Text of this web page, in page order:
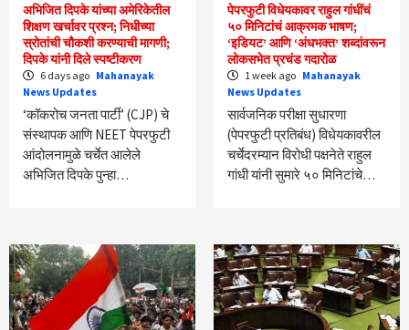
अभिजित दिपके यांच्या अमेरिकेतील
शिक्षण खर्चावर प्रश्न; निधीच्या
स्रोतांची चौकशी करण्याची मागणी;
दिपके यांनी दिले स्पष्टीकरण
6 days ago Mahanayak
News Updates
‘कॉकरोच जनता पार्टी’ (CJP) चे
संस्थापक आणि NEET पेपरफुटी
आंदोलनामुळे चर्चेत आलेले
अभिजित दिपके पुन्हा…
पेपरफुटी विधेयकावर राहुल गांधींचं
५० मिनिटांचं आक्रमक भाषण;
‘इडियट’ आणि ‘अंधभक्त’ शब्दांवरून
लोकसभेत प्रचंड गदारोळ
1 week ago Mahanayak
News Updates
सार्वजनिक परीक्षा सुधारणा
(पेपरफुटी प्रतिबंध) विधेयकावरील
चर्चेदरम्यान विरोधी पक्षनेते राहुल
गांधी यांनी सुमारे ५० मिनिटांचे…